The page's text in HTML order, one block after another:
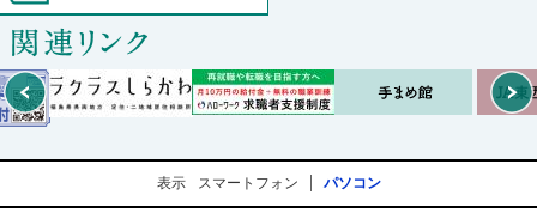
Prev
表示 スマートフォン パソコン